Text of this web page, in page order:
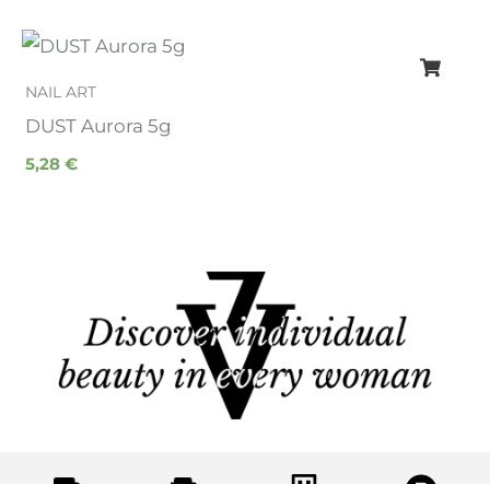
NAIL ART
DUST Aurora 5g
5,28€